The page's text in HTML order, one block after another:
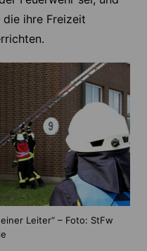
ihre Freizeit
Leiter“ – Foto: StFw